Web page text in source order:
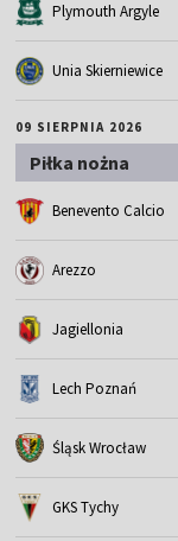
Plymouth Argyle
Unia Skierniewice
09 SIERPNIA 2026
Piłka nożna
Benevento Calcio
Arezzo
Jagiellonia
Lech Poznań
Śląsk Wrocław
GKS Tychy